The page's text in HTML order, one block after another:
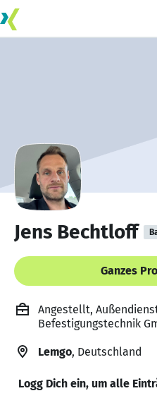
Jens Bechtloff
Ganzes
Angestellt,
Befestigungstechnik
Lemgo, Deutschland
Logg Dich ein, um alle